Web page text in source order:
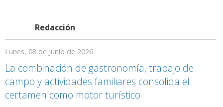
Redacción
Lunes, 08 de Junio de 2026
La combinación de gastronomía, trabajo de
campo y actividades familiares consolida el
certamen como motor turístico